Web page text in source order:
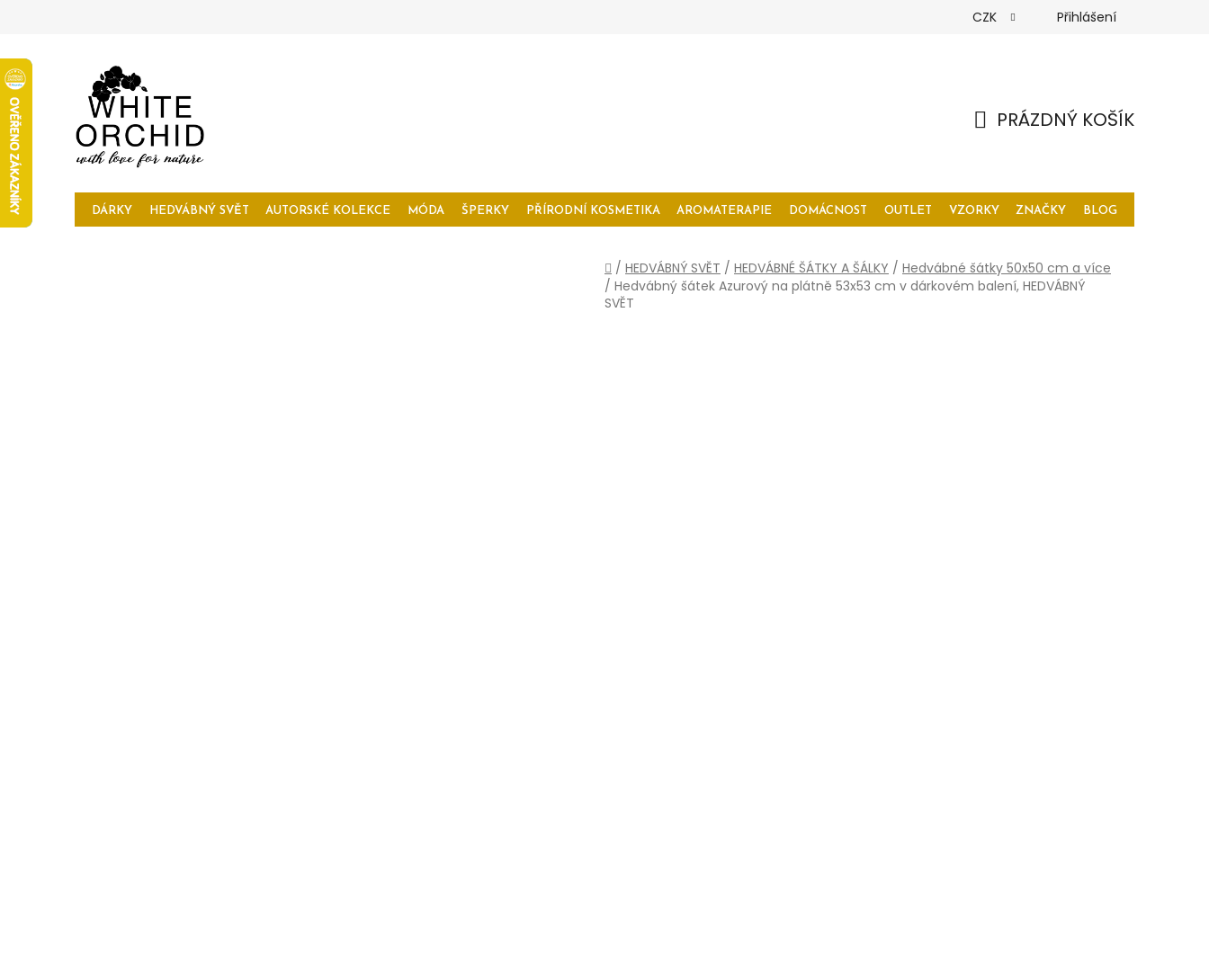
CZK Přihlášení
PRÁZDNÝ KOŠÍK
DÁRKY HEDVÁBNÝ SVĚT AUTORSKÉ KOLEKCE MÓDA ŠPERKY PŘÍRODNÍ KOSMETIKA AROMATERAPIE DOMÁCNOST OUTLET VZORKY ZNAČKY BLOG
Domů
/ HEDVÁBNÝ SVĚT / HEDVÁBNÉ ŠÁTKY A ŠÁLKY / Hedvábné šátky 50x50 cm a více
/ Hedvábný šátek Azurový na plátně 53x53 cm v dárkovém balení, HEDVÁBNÝ
SVĚT